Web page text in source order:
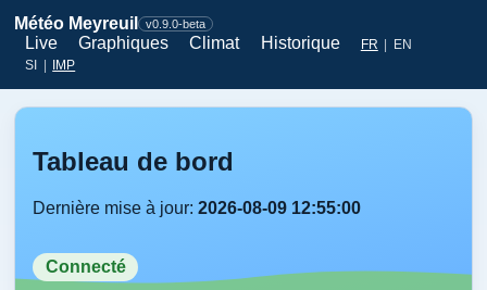
Météo Meyreuil v0.9.0-beta
Live Graphiques Climat Historique FR | EN
SI
IMP
Tableau de bord
Dernière mise à jour:2026-08-09 12:55:00
Connecté